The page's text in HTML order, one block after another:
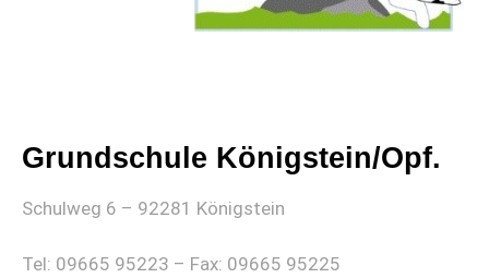
Grundschule Königstein/Opf.
Schulweg 6 – 92281 Königstein
Tel: 09665 95223 – Fax: 09665 95225